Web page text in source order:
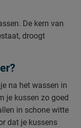
De kern van
droogt
na het wassen in
je kussen zo goed
in schone witte
dat je kussens